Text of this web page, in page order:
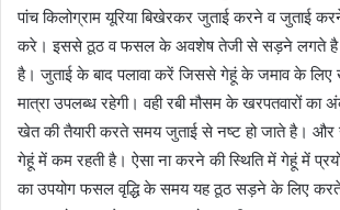
पांच किलोग्राम यूरिया बिखेरकर जुताई करने व जुताई
करे। इससे ठूठ व फसल के अवशेष तेजी से सड़ने लगते है
है। जुताई के बाद पलावा करें जिससे गेहूं के जमाव के लिए
मात्रा उपलब्ध रहेगी। वही रबी मौसम के खरपतवारों का
खेत की तैयारी करते समय जुताई से नष्ट हो जाते है। और
गेहूं में कम रहती है। ऐसा ना करने की स्थिति में गेहूं में
का उपयोग फसल वृद्धि के समय यह ठूठ सड़ने के लिए